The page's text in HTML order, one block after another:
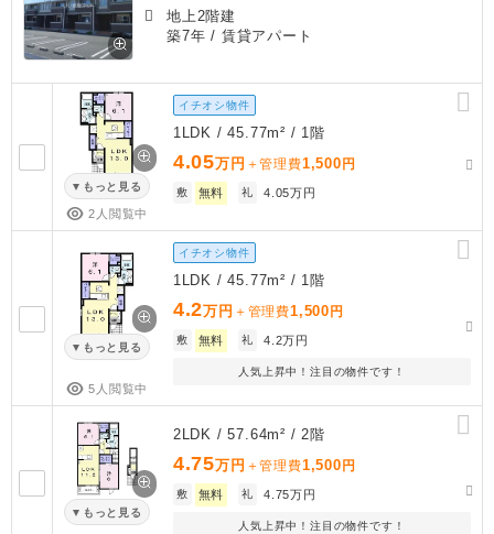
地上2階建
築7年 / 賃貸アパート
もっと見る
2人閲覧中
イチオシ物件
1LDK / 45.77m² / 1階
4.05万円 ＋管理費1,500 円
敷 無料 礼 4.05万円
もっと見る
5人閲覧中
イチオシ物件
1LDK / 45.77m² / 1階
4.2万円 ＋管理費1,500 円
敷 無料 礼 4.2万円
人気上昇中！注目の物件です！
もっと見る
2LDK / 57.64m² / 2階
4.75万円 ＋管理費1,500 円
敷 無料 礼 4.75万円
人気上昇中！注目の物件です！